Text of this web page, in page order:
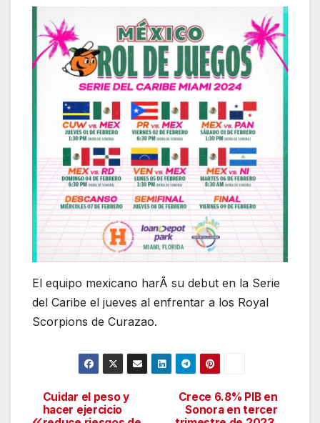
El equipo mexicano harÃ su debut en la Serie
del Caribe el jueves al enfrentar a los Royal
Scorpions de Curazao.
Navegación
Crece 6.8% PIB en
Sonora en tercer
Cuidar el peso y
hacer ejercicio